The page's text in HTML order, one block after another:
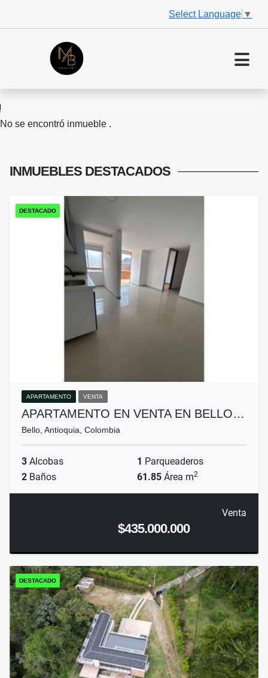
Select Language ▼
No se encontró inmueble .
INMUEBLES DESTACADOS
DESTACADO
APARTAMENTO VENTA
APARTAMENTO EN VENTA EN BELLO…
Bello, Antioquia, Colombia
3 Alcobas 1 Parqueaderos
2 Baños 61.85 Área m2
Venta
$435.000.000
DESTACADO